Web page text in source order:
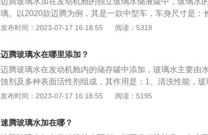
璃。以2020款迈腾为例，其是一款中型车，车身尺寸是：
m、高1471mm，轴距为2871mm，车身重量为1445kg。
马力是150ps，最大扭矩是250nm，最大功率是110kw。
发布时间：2023-07-17 16:18:55 阅读：5318
迈腾玻璃水在哪里添加？
迈腾玻璃水在发动机舱内的储存罐中添加，玻璃水主要由
蚀剂及多种表面活性剂组成，其作用是：1、清洗性能，
透、增溶功能，可以清洗去污；2、防冻性能，有酒精、乙
m、1832mm、1471mm，轴距为2871nm，油箱容积为66l
发布时间：2023-07-17 16:18:55 阅读：5195
速腾玻璃水加在哪？